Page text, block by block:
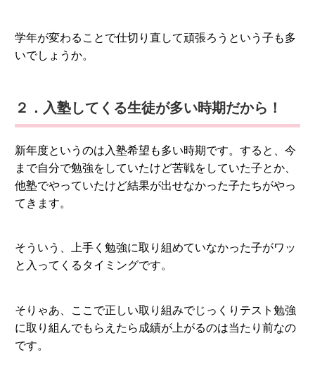
学年が変わることで仕切り直して頑張ろうという子も多
いでしょうか。
２．入塾してくる生徒が多い時期だから！
新年度というのは入塾希望も多い時期です。すると、今
まで自分で勉強をしていたけど苦戦をしていた子とか、
他塾でやっていたけど結果が出せなかった子たちがやっ
てきます。
そういう、上手く勉強に取り組めていなかった子がワッ
と入ってくるタイミングです。
そりゃあ、ここで正しい取り組みでじっくりテスト勉強
に取り組んでもらえたら成績が上がるのは当たり前なの
です。